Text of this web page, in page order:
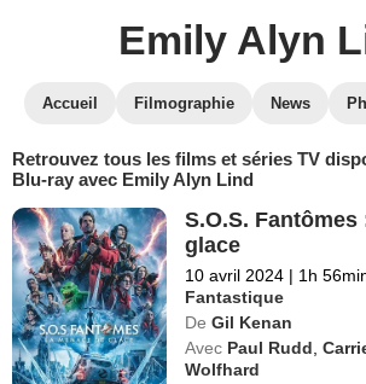
Emily Alyn
Accueil Filmographie News
Retrouvez tous les films et séries TV
Blu-ray avec Emily Alyn Lind
S.O.S. Fantômes
glace
10 avril 2024 | 1h
Fantastique
De Gil Kenan
Avec Paul Rudd ,
Wolfhard